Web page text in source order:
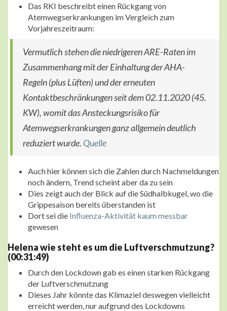
Das RKI beschreibt einen Rückgang von
Atemwegserkrankungen im Vergleich zum
Vorjahreszeitraum:
Vermutlich stehen die niedrigeren ARE-Raten im
Zusammenhang mit der Einhaltung der AHA-
Regeln (plus Lüften) und der erneuten
Kontaktbeschränkungen seit dem 02.11.2020 (45.
KW), womit das Ansteckungsrisiko für
Atemwegserkrankungen ganz allgemein deutlich
reduziert wurde. Quelle
Auch hier können sich die Zahlen durch Nachmeldungen
noch ändern, Trend scheint aber da zu sein
Dies zeigt auch der Blick auf die Südhalbkugel, wo die
Grippesaison bereits überstanden ist
Dort sei die Influenza-Aktivität kaum messbar
gewesen
Helena wie steht es um die Luftverschmutzung?
(00:31:49)
Durch den Lockdown gab es einen starken Rückgang
der Luftverschmutzung
Dieses Jahr könnte das Klimaziel deswegen vielleicht
erreicht werden, nur aufgrund des Lockdowns